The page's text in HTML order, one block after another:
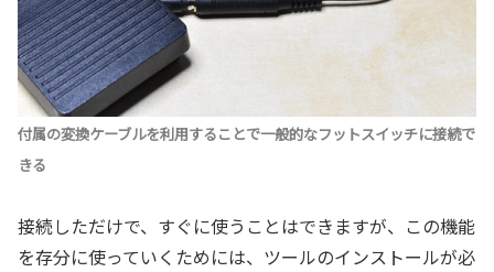
付属の変換ケーブルを利用することで一般的なフットスイッチに接続で
きる
接続しただけで、すぐに使うことはできますが、この機能
を存分に使っていくためには、ツールのインストールが必